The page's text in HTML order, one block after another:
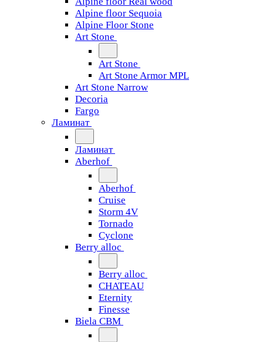
Alpine floor Sequoia
Alpine Floor Stone
Art Stone
Art Stone
Art Stone Armor MPL
Art Stone Narrow
Decoria
Fargo
Ламинат
Ламинат
Aberhof
Aberhof
Cruise
Storm 4V
Tornado
Сyclone
Berry alloc
Berry alloc
CHATEAU
Eternity
Finesse
Biela CBM